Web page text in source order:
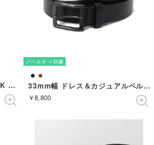
OROBIANCO メガネケース BK OBGCー011BK （BLACK）
ノベルティ対象
33mm幅 ドレス＆カジュアルベルト （BLACK）
￥8,800